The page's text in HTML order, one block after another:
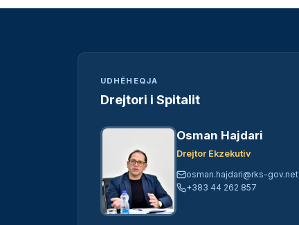
UDHËHEQJA
Drejtori i Spitalit
Osman Hajdari
Drejtor Ekzekutiv
osman.hajdari@rks-gov.net
+383 44 262 857